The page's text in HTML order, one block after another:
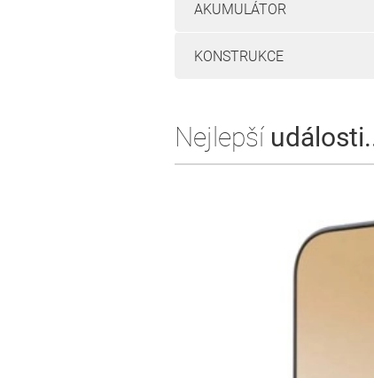
AKUMULÁTOR
KONSTRUKCE
Nejlepší